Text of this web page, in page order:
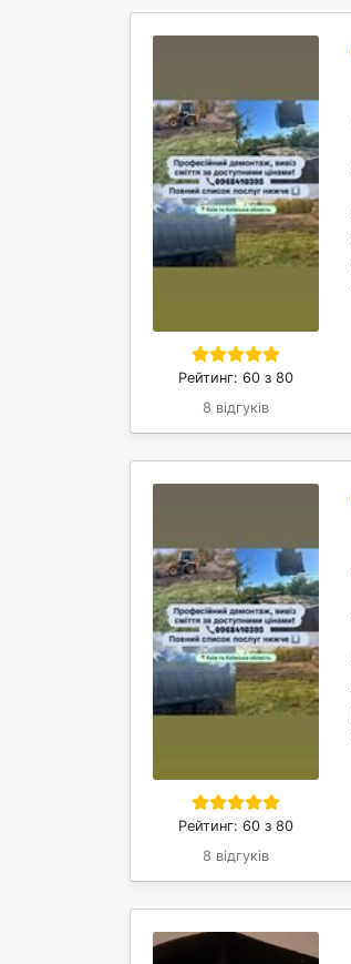
Рейтинг: 60 з 80
8 відгуків
Рейтинг: 60 з 80
8 відгуків